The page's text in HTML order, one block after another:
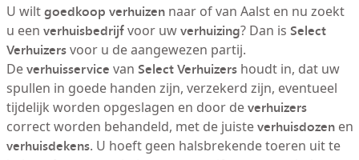
U wiltgoedkoop verhuizennaar of van Aalst en nu zoekt
u een verhuisbedrijfvoor uwverhuizing? Dan is Select
Verhuizersvoor u de aangewezen partij.
Deverhuisservice van Select Verhuizershoudt in, dat uw
spullen in goede handen zijn, verzekerd zijn, eventueel
tijdelijk worden opgeslagen en door deverhuizers
correct worden behandeld, met de juisteverhuisdozenen
verhuisdekens. U hoeft geen halsbrekende toeren uit te